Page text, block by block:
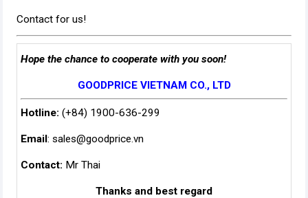
Contact for us!
Hope the chance to cooperate with you soon!
GOODPRICE VIETNAM CO., LTD
Hotline: (+84) 1900-636-299
Email: sales@goodprice.vn
Contact: Mr Thai
Thanks and best regard